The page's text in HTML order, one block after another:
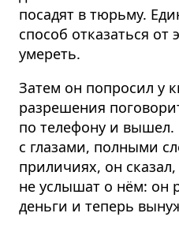
посадят в тюрьму.
способ отказаться
умереть.
Затем он попросил у
разрешения
по телефону и вышел.
с глазами, полными
приличиях, он
не услышат о нём: он
деньги и теперь